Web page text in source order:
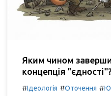
Яким чином
концепція
#Ідеологія #Оточення #